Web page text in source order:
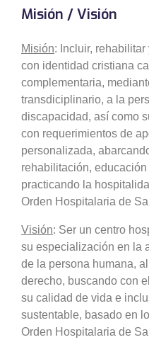
Misión / Visión
Misión: Incluir,
con identidad cristiana
complementaria,
transdiciplinario, a la
discapacidad, así como
con requerimientos de
personalizada,
rehabilitación,
practicando la
Orden Hospitalaria de
Visión: Ser un centro
su especialización en la
de la persona humana,
derecho, buscando con
su calidad de vida e
sustentable, basado en
Orden Hospitalaria de